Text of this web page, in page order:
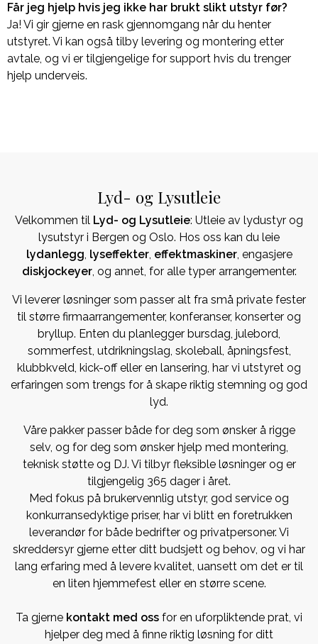
Får jeg hjelp hvis jeg ikke har brukt slikt utstyr før?
Ja! Vi gir gjerne en rask gjennomgang når du henter
utstyret. Vi kan også tilby levering og montering etter
avtale, og vi er tilgjengelige for support hvis du trenger
hjelp underveis.
Lyd- og Lysutleie
Velkommen til Lyd- og Lysutleie: Utleie av lydustyr og
lysutstyr i Bergen og Oslo. Hos oss kan du leie
lydanlegg, lyseffekter, effektmaskiner, engasjere
diskjockeyer, og annet, for alle typer arrangementer.
Vi leverer løsninger som passer alt fra små private fester
til større firmaarrangementer, konferanser, konserter og
bryllup. Enten du planlegger bursdag, julebord,
sommerfest, utdrikningslag, skoleball, åpningsfest,
klubbkveld, kick-off eller en lansering, har vi utstyret og
erfaringen som trengs for å skape riktig stemning og god
lyd.
Våre pakker passer både for deg som ønsker å rigge
selv, og for deg som ønsker hjelp med montering,
teknisk støtte og DJ. Vi tilbyr fleksible løsninger og er
tilgjengelig 365 dager i året.
Med fokus på brukervennlig utstyr, god service og
konkurransedyktige priser, har vi blitt en foretrukken
leverandør for både bedrifter og privatpersoner. Vi
skreddersyr gjerne etter ditt budsjett og behov, og vi har
lang erfaring med å levere kvalitet, uansett om det er til
en liten hjemmefest eller en større scene.
Ta gjerne kontakt med oss for en uforpliktende prat, vi
hjelper deg med å finne riktig løsning for ditt